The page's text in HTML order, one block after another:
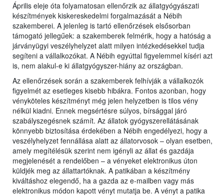
Április eleje óta folyamatosan ellenőrzik az állatgyógyászati
készítmények kiskereskedelmi forgalmazását a Nébih
szakemberei. A jelenleg is tartó ellenőrzések elsősorban
támogató jellegűek: a szakemberek felmérik, hogy a hatóság a
járványügyi veszélyhelyzet alatt milyen intézkedésekkel tudja
segíteni a vállalkozókat. A Nébih egyúttal figyelemmel kíséri azt
is, nem alakul-e ki állatgyógyszer-hiány az országban.
Az ellenőrzések során a szakemberek felhívják a vállalkozók
figyelmét az esetleges kisebb hibákra. Fontos azonban, hogy
vényköteles készítményt még jelen helyzetben is tilos vény
nélkül kiadni. Ennek megsértésre súlyos, bírsággal járó
szabályszegésnek számít. Az állatok gyógyszerellátásának
könnyebb biztosítása érdekében a Nébih engedélyezi, hogy a
veszélyhelyzet fennállása alatt az állatorvosok – olyan esetben,
amely megítélésük szerint nem igényli az állat és gazdája
megjelenését a rendelőben – a vényeket elektronikus úton
küldjék meg az állattartóknak. A patikában a készítmény
kiváltáshoz elegendő, ha a gazda az e-mailben vagy más
elektronikus módon kapott vényt mutatja be. A vényt a patika